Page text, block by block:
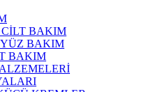
BAKIM
BAKIM
BAKIM